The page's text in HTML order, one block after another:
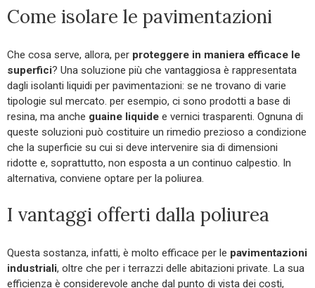
Come isolare le pavimentazioni
Che cosa serve, allora, per proteggere in maniera efficace le
superfici? Una soluzione più che vantaggiosa è rappresentata
dagli isolanti liquidi per pavimentazioni: se ne trovano di varie
tipologie sul mercato. per esempio, ci sono prodotti a base di
resina, ma anche guaine liquide e vernici trasparenti. Ognuna di
queste soluzioni può costituire un rimedio prezioso a condizione
che la superficie su cui si deve intervenire sia di dimensioni
ridotte e, soprattutto, non esposta a un continuo calpestio. In
alternativa, conviene optare per la poliurea.
I vantaggi offerti dalla poliurea
Questa sostanza, infatti, è molto efficace per le pavimentazioni
industriali, oltre che per i terrazzi delle abitazioni private. La sua
efficienza è considerevole anche dal punto di vista dei costi,